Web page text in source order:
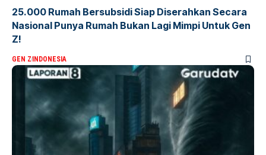
25.000 Rumah Bersubsidi Siap Diserahkan Secara
Nasional Punya Rumah Bukan Lagi Mimpi Untuk Gen
Z!
GEN ZINDONESIA